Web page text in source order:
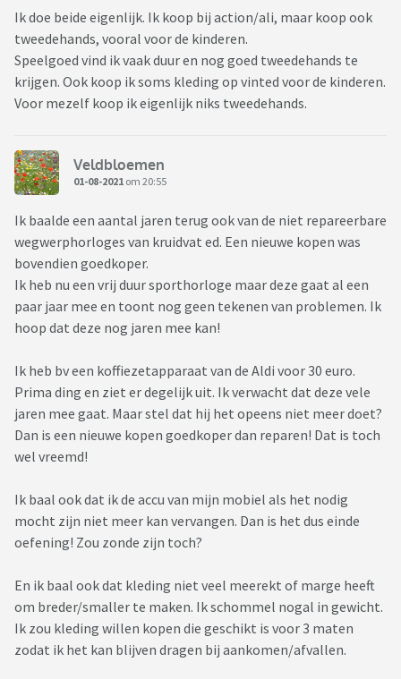
Ik doe beide eigenlijk. Ik koop bij action/ali, maar koop ook
tweedehands, vooral voor de kinderen.
Speelgoed vind ik vaak duur en nog goed tweedehands te
krijgen. Ook koop ik soms kleding op vinted voor de kinderen.
Voor mezelf koop ik eigenlijk niks tweedehands.
Veldbloemen
01-08-2021 om 20:55
Ik baalde een aantal jaren terug ook van de niet repareerbare
wegwerphorloges van kruidvat ed. Een nieuwe kopen was
bovendien goedkoper.
Ik heb nu een vrij duur sporthorloge maar deze gaat al een
paar jaar mee en toont nog geen tekenen van problemen. Ik
hoop dat deze nog jaren mee kan!
Ik heb bv een koffiezetapparaat van de Aldi voor 30 euro.
Prima ding en ziet er degelijk uit. Ik verwacht dat deze vele
jaren mee gaat. Maar stel dat hij het opeens niet meer doet?
Dan is een nieuwe kopen goedkoper dan reparen! Dat is toch
wel vreemd!
Ik baal ook dat ik de accu van mijn mobiel als het nodig
mocht zijn niet meer kan vervangen. Dan is het dus einde
oefening! Zou zonde zijn toch?
En ik baal ook dat kleding niet veel meerekt of marge heeft
om breder/smaller te maken. Ik schommel nogal in gewicht.
Ik zou kleding willen kopen die geschikt is voor 3 maten
zodat ik het kan blijven dragen bij aankomen/afvallen.